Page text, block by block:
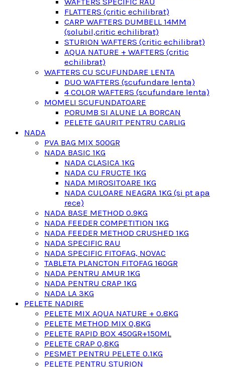
FLATTERS (critic echilibrat)
CARP WAFTERS DUMBELL 14MM
(solubil,critic echilibrat)
STURION WAFTERS (critic echilibrat)
AQUA NATURE + WAFTERS (critic
echilibrat)
WAFTERS CU SCUFUNDARE LENTA
DUO WAFTERS (scufundare lenta)
4 COLOR WAFTERS (scufundare lenta)
MOMELI SCUFUNDATOARE
PORUMB SI ALUNE LA BORCAN
PELETE GAURIT PENTRU CARLIG
NADA
PVA BAG MIX 500GR
NADA BASIC 1KG
NADA CLASICA 1KG
NADA CU FRUCTE 1KG
NADA MIROSITOARE 1KG
NADA CULOARE NEAGRA 1KG (si pt apa
rece)
NADA BASE METHOD 0.9KG
NADA FEEDER COMPETITION 1KG
NADA FEEDER METHOD CRUSHED 1KG
NADA SPECIFIC RAU
NADA SPECIFIC FITOFAG, NOVAC
TABLETA PLANCTON FITOFAG 160GR
NADA PENTRU AMUR 1KG
NADA PENTRU CRAP 1KG
NADA LA 3KG
PELETE NADIRE
PELETE MIX AQUA NATURE + 0.8KG
PELETE METHOD MIX 0,8KG
PELETE RAPID BOX 450GR+150ML
PELETE CRAP 0,8KG
PESMET PENTRU PELETE 0.1KG
PELETE PENTRU STURION